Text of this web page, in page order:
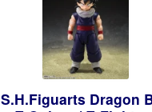
S.H.Figuarts Dragon